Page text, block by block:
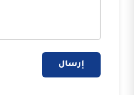
إرسال